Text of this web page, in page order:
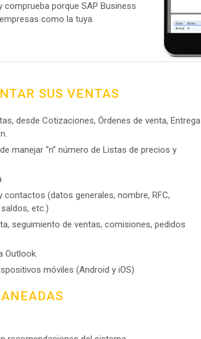
comprueba porque SAP Business
como la tuya.
SUS VENTAS
desde Cotizaciones, Órdenes de venta, Entrega
manejar “n” número de Listas de precios y
(datos generales, nombre, RFC,
etc.)
seguimiento de ventas, comisiones, pedidos
Outlook.
móviles (Android y iOS)